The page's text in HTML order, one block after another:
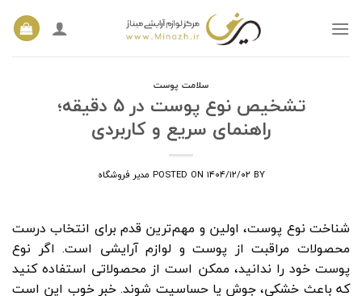
سلامت پوست
تشخیص نوع پوست در ۵ دقیقه؛
راهنمای سریع و کاربردی
POSTED ON ۱۴۰۴/۱۲/۰۲ BY مدیر فروشگاه
شناخت نوع پوست، اولین و مهم‌ترین قدم برای انتخاب درست
محصولات مراقبت از پوست و لوازم آرایشی است. اگر نوع
پوست خود را ندانید، ممکن است از محصولاتی استفاده کنید
که باعث خشکی، جوش یا حساسیت شوند. خبر خوب این است